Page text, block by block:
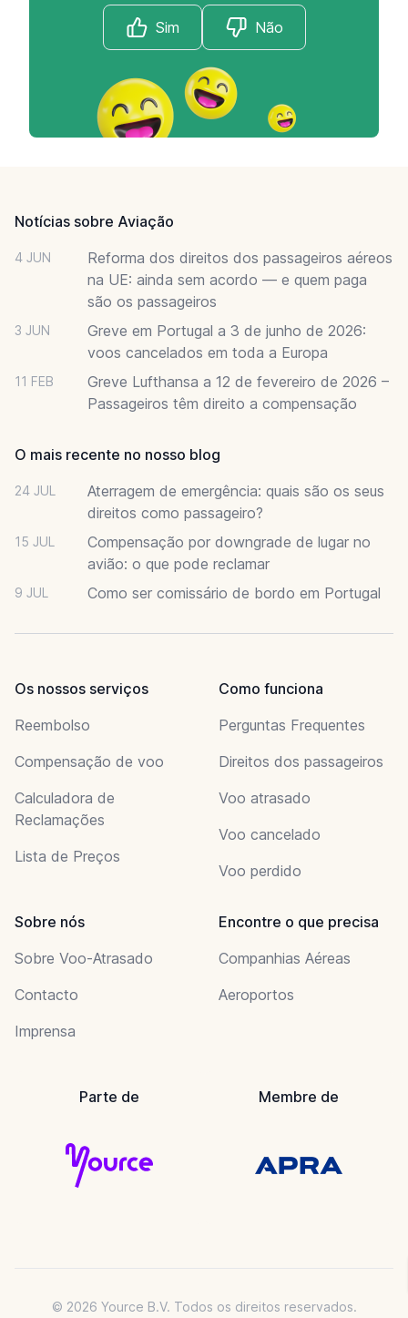
Sim Não
Notícias sobre Aviação
4 JUN
Reforma dos direitos dos passageiros aéreos
na UE: ainda sem acordo — e quem paga
são os passageiros
3 JUN
Greve em Portugal a 3 de junho de 2026:
voos cancelados em toda a Europa
11 FEB
Greve Lufthansa a 12 de fevereiro de 2026 –
Passageiros têm direito a compensação
O mais recente no nosso blog
24 JUL
Aterragem de emergência: quais são os seus
direitos como passageiro?
15 JUL
Compensação por downgrade de lugar no
avião: o que pode reclamar
9 JUL Como ser comissário de bordo em Portugal
Os nossos serviços
Reembolso
Compensação de voo
Calculadora de
Reclamações
Lista de Preços
Como funciona
Perguntas Frequentes
Direitos dos passageiros
Voo atrasado
Voo cancelado
Voo perdido
Sobre nós
Sobre Voo-Atrasado
Contacto
Imprensa
Encontre o que precisa
Companhias Aéreas
Aeroportos
Parte de Membre de
© 2026 Yource B.V. Todos os direitos reservados.